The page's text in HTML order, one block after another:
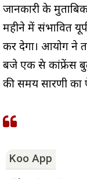
जानकारी के
महीने में संभावित
कर देगा। आयोग ने
बजे एक प्रेस कांफ्रेंस
की समय सारणी का
Koo App